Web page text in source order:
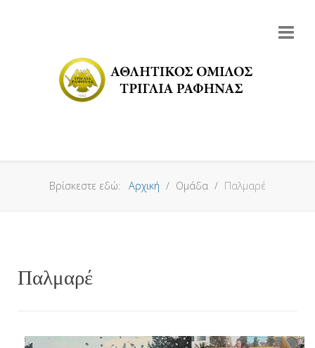
Βρίσκεστε εδώ: Αρχική Ομάδα Παλμαρέ
Παλμαρέ